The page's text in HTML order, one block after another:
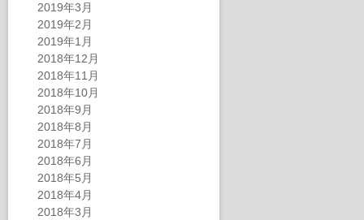
2019年3月
2019年2月
2019年1月
2018年12月
2018年11月
2018年10月
2018年9月
2018年8月
2018年7月
2018年6月
2018年5月
2018年4月
2018年3月